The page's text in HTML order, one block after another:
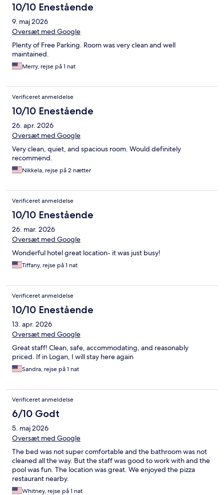
10/10 Enestående
9. maj 2026
Oversæt med Google
Plenty of Free Parking. Room was very clean and well
maintained.
Merry, rejse på 1 nat
Verificeret anmeldelse
10/10 Enestående
26. apr. 2026
Oversæt med Google
Very clean, quiet, and spacious room. Would definitely
recommend.
Nikkela, rejse på 2 nætter
Verificeret anmeldelse
10/10 Enestående
26. mar. 2026
Oversæt med Google
Wonderful hotel great location- it was just busy!
Tiffany, rejse på 1 nat
Verificeret anmeldelse
10/10 Enestående
13. apr. 2026
Oversæt med Google
Great staff! Clean, safe, accommodating, and reasonably
priced. If in Logan, I will stay here again
Sandra, rejse på 1 nat
Verificeret anmeldelse
6/10 Godt
5. maj 2026
Oversæt med Google
The bed was not super comfortable and the bathroom was not
cleaned all the way. But the staff was good to work with and the
pool was fun. The location was great. We enjoyed the pizza
restaurant nearby.
Whitney, rejse på 1 nat